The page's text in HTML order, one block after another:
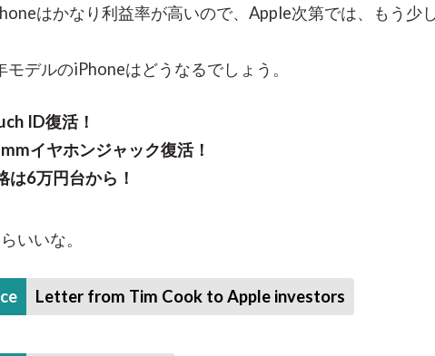
はかなり利益率が高いので、Apple次第では、もう少
モデルのiPhoneはどうなるでしょう。
ID復活！
イヤホンジャック復活！
は6万円台から！
いいな。
Letter from Tim Cook to Apple investors